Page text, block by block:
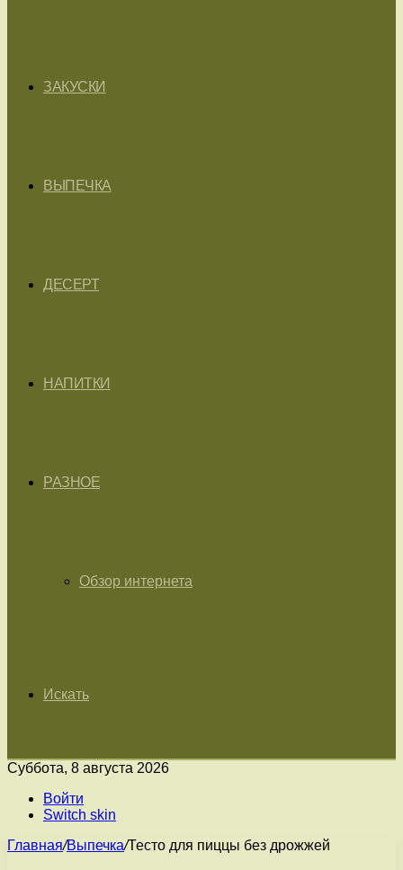
ЗАКУСКИ
ВЫПЕЧКА
ДЕСЕРТ
НАПИТКИ
РАЗНОЕ
Обзор интернета
Искать
Суббота, 8 августа 2026
Войти
Switch skin
Главная/Выпечка/Тесто для пиццы без дрожжей